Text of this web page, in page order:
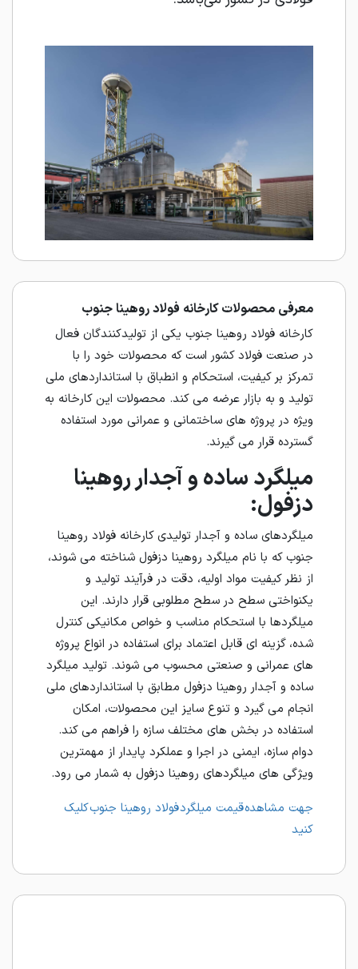
معرفی محصولات کارخانه فولاد روهینا جنوب
کارخانه فولاد روهینا جنوب یکی از تولیدکنندگان فعال
در صنعت فولاد کشور است که محصولات خود را با
تمرکز بر کیفیت، استحکام و انطباق با استانداردهای ملی
تولید و به بازار عرضه می کند. محصولات این کارخانه به
ویژه در پروژه های ساختمانی و عمرانی مورد استفاده
گسترده قرار می گیرند.
میلگرد ساده و آجدار روهینا
دزفول:
میلگردهای ساده و آجدار تولیدی کارخانه فولاد روهینا
جنوب که با نام میلگرد روهینا دزفول شناخته می شوند،
از نظر کیفیت مواد اولیه، دقت در فرآیند تولید و
یکنواختی سطح در سطح مطلوبی قرار دارند. این
میلگردها با استحکام مناسب و خواص مکانیکی کنترل
شده، گزینه ای قابل اعتماد برای استفاده در انواع پروژه
های عمرانی و صنعتی محسوب می شوند. تولید میلگرد
ساده و آجدار روهینا دزفول مطابق با استانداردهای ملی
انجام می گیرد و تنوع سایز این محصولات، امکان
استفاده در بخش های مختلف سازه را فراهم می کند.
دوام سازه، ایمنی در اجرا و عملکرد پایدار از مهمترین
ویژگی های میلگردهای روهینا دزفول به شمار می رود.
جهت مشاهده قیمت میلگرد فولاد روهینا جنوب کلیک
کنید